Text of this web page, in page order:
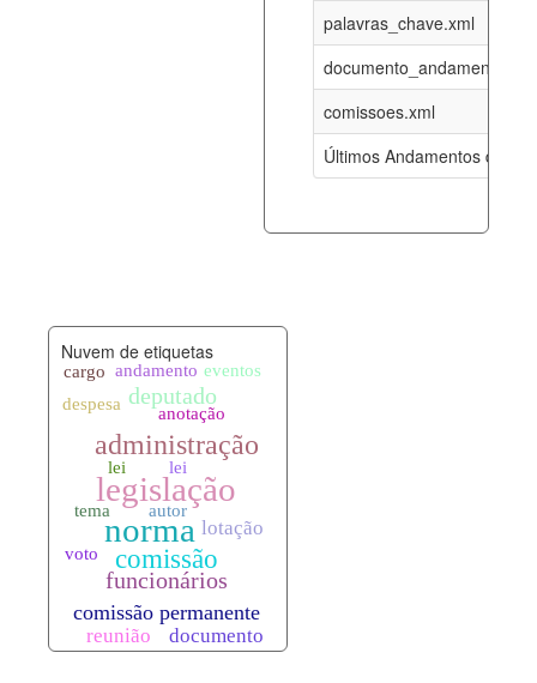
palavras_chave.xml
documento_andamento.xml
comissoes.xml
Últimos Andamentos de
07-08-
documento_andamento.xml 07-08-
palavras_chave.xml 07-08-
legislacao_norma_anotacoes.xml
Nuvem de etiquetas